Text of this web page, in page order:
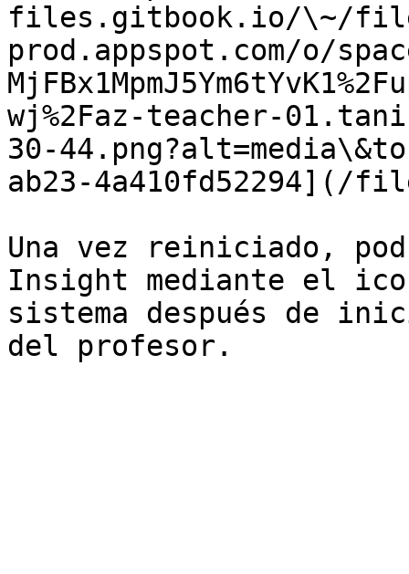
files.gitbook.io/\~/
prod.appspot.com/o/
wj%2Faz-teacher-
30-
ab23-4a410fd52294](/
Una vez reiniciado,
Insight mediante el
sistema después de